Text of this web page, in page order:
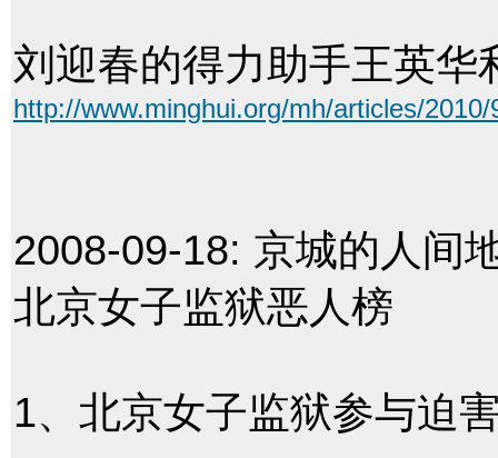
刘迎春的得力助手王英
http://www.minghui.org/mh/articles/
2008-09-18: 京城的人间
北京女子监狱恶人榜
1、北京女子监狱参与迫